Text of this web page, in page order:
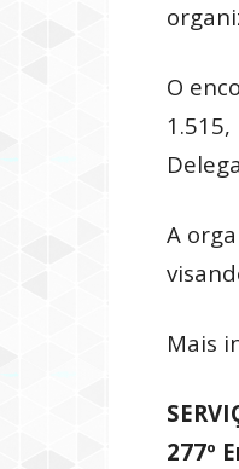
O
A
Mais
277º